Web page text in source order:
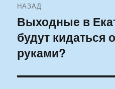
по
записям
НАЗАД
Предыдущая
запись:
Выходные в
будут кидаться
руками?